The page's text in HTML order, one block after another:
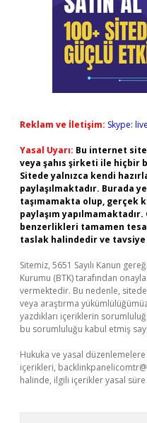
Reklam ve İletişim: Skype:
Yasal Uyarı: Bu internet
veya şahıs şirketi ile hiçbir
Sitede yalnızca kendi
paylaşılmaktadır. Burada
taşımamakta olup, gerçek
paylaşım
benzerlikleri tamamen
taslak halindedir ve
Sitemiz, 5651 Sayılı Kanun
Kurumu (BTK) tarafından
vermektedir. Bu nedenle,
veya araştırma
yazdıkları içeriklerin
bu sorumluluğu kabul etmiş
Hukuka ve yasal
içerikleri,
halinde, ilgili içerikler yasal